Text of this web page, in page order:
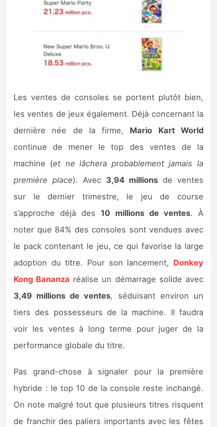
Les ventes de consoles se portent plutôt bien,
les ventes de jeux également. Déjà concernant la
dernière née de la firme, Mario Kart World
continue de mener le top des ventes de la
machine (et ne lâchera probablement jamais la
première place). Avec 3,94 millionsde ventes
sur le dernier trimestre, le jeu de course
s’approche déjà des10 millions de ventes. À
noter que 84% des consoles sont vendues avec
le pack contenant le jeu, ce qui favorise la large
adoption du titre. Pour son lancement, Donkey
Kong Bananza réalise un démarrage solide avec
3,49 millions de ventes, séduisant environ un
tiers des possesseurs de la machine. Il faudra
voir les ventes à long terme pour juger de la
performance globale du titre.
Pas grand-chose à signaler pour la première
hybride : le top 10 de la console reste inchangé.
On note malgré tout que plusieurs titres risquent
de franchir des paliers importants avec les fêtes